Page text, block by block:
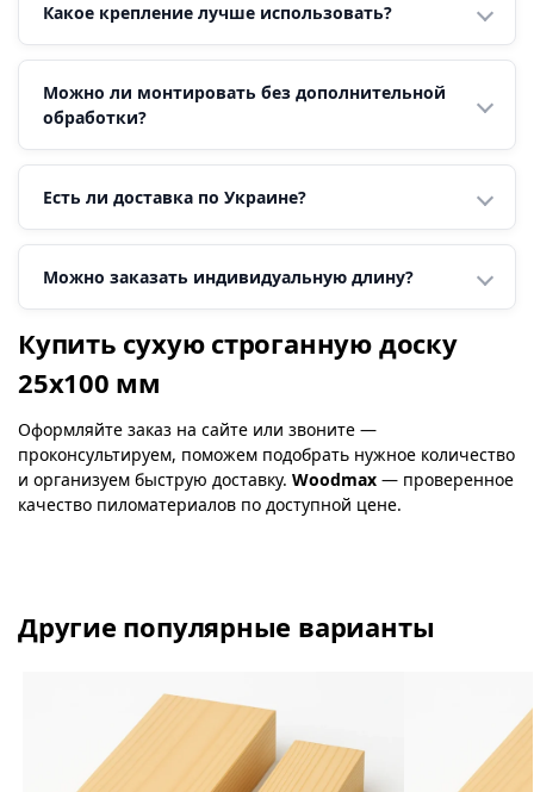
Какое крепление лучше использовать?
Можно ли монтировать без дополнительной
обработки?
Есть ли доставка по Украине?
Можно заказать индивидуальную длину?
Купить сухую строганную доску
25х100 мм
Оформляйте заказ на сайте или звоните —
проконсультируем, поможем подобрать нужное количество
и организуем быструю доставку. Woodmax — проверенное
качество пиломатериалов по доступной цене.
Другие популярные варианты